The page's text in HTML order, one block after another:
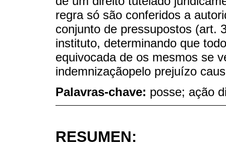
regra só são conferidos a
conjunto de pressupostos (art.
instituto, determinando que
equivocada de os mesmos se
indemnizaçãopelo prejuízo
Palavras-chave: posse; ação
RESUMEN: